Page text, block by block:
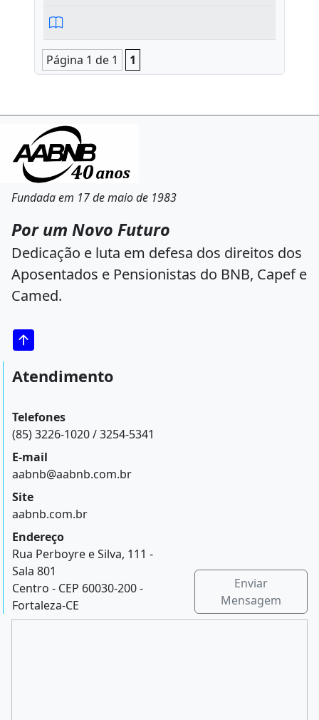
Página 1 de 1 1
Fundada em 17 de maio de 1983
Por um Novo Futuro
Dedicação e luta em defesa dos direitos dos
Aposentados e Pensionistas do BNB, Capef e
Camed.
Atendimento
Telefones
(85) 3226-1020 / 3254-5341
E-mail
aabnb@aabnb.com.br
Site
aabnb.com.br
Endereço
Rua Perboyre e Silva, 111 -
Sala 801
Centro - CEP 60030-200 -
Fortaleza-CE
Enviar
Mensagem